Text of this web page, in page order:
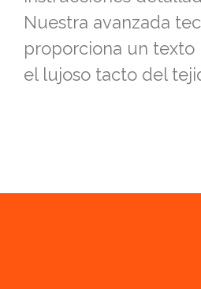
Nuestra avanzada
proporciona un
el lujoso tacto del